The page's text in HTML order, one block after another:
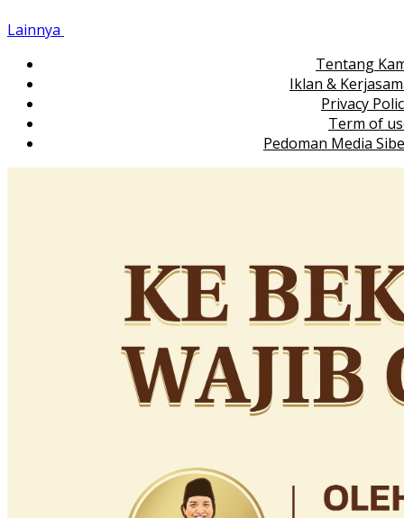
Lainnya
Tentang
Iklan &
Privacy
Term of
Pedoman Media